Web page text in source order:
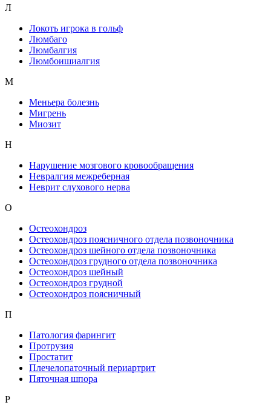
Л
Локоть игрока в гольф
Люмбаго
Люмбалгия
Люмбоишиалгия
М
Меньера болезнь
Мигрень
Миозит
Н
Нарушение мозгового кровообращения
Невралгия межреберная
Неврит слухового нерва
О
Остеохондроз
Остеохондроз поясничного отдела позвоночника
Остеохондроз шейного отдела позвоночника
Остеохондроз грудного отдела позвоночника
Остеохондроз шейный
Остеохондроз грудной
Остеохондроз поясничный
П
Патология фарингит
Протрузия
Простатит
Плечелопаточный периартрит
Пяточная шпора
Р